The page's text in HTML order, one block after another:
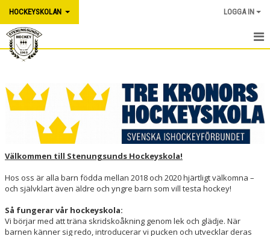
HOCKEYSKOLAN LOGGA IN
HEM
NYHETER
KALENDER
MATCHER
BILDGALLERI
DOKUMENT
Välkommen till Stenungsunds Hockeyskola!
Hos oss är alla barn födda mellan 2018 och 2020 hjärtligt välkomna –
och självklart även äldre och yngre barn som vill testa hockey!
Så fungerar vår hockeyskola:
Vi börjar med att träna skridskoåkning genom lek och glädje. När
barnen känner sig redo, introducerar vi pucken och utvecklar deras